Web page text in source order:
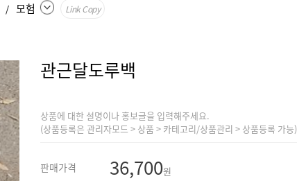
/ 모험 Link Copy
관근달도루백
상품에 대한 설명이나 홍보글을 입력해주세요.
(상품등록은 관리자모드 > 상품 > 카테고리/상품관리 > 상품등록 가능)
판매가격 36,700원